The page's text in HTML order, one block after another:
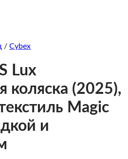
/ Cybex
Lux
коляска (2025),
Magic
и